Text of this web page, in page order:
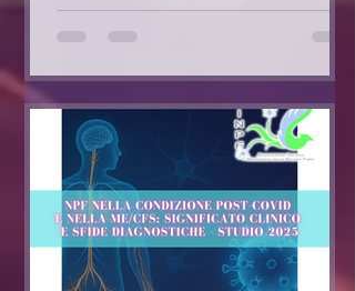
pazienti a peggiorare senza risposte.
diventare l’alibi per fermarsi lì.